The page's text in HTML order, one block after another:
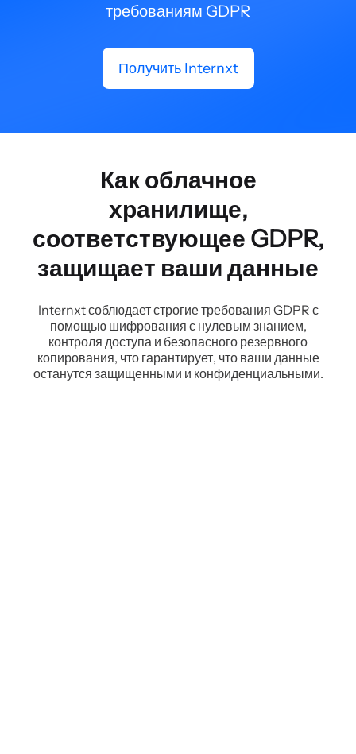
требованиям GDPR
Получить Internxt
Как облачное
хранилище,
соответствующее GDPR,
защищает ваши данные
Internxt соблюдает строгие требования GDPR с
помощью шифрования с нулевым знанием,
контроля доступа и безопасного резервного
копирования, что гарантирует, что ваши данные
останутся защищенными и конфиденциальными.